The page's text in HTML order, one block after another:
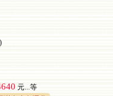
元...等